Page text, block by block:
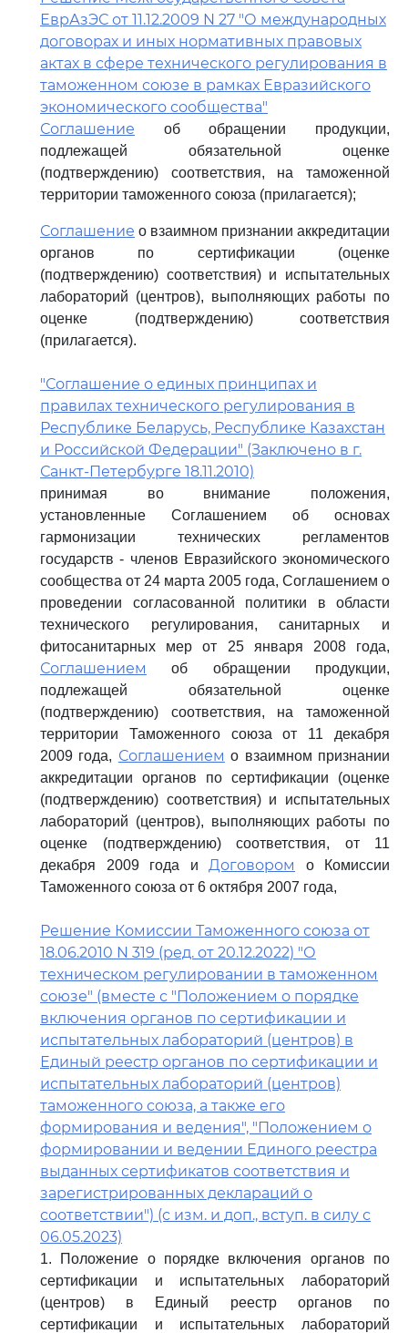
ЕврАзЭС от 11.12.2009 N 27 "О международных
договорах и иных нормативных правовых
актах в сфере технического регулирования в
таможенном союзе в рамках Евразийского
экономического сообщества"
Соглашение об обращении продукции,
подлежащей обязательной оценке
(подтверждению) соответствия, на таможенной
территории таможенного союза (прилагается);
Соглашение о взаимном признании аккредитации
органов по сертификации (оценке
(подтверждению) соответствия) и испытательных
лабораторий (центров), выполняющих работы по
оценке (подтверждению) соответствия
(прилагается).
"Соглашение о единых принципах и
правилах технического регулирования в
Республике Беларусь, Республике Казахстан
и Российской Федерации" (Заключено в г.
Санкт-Петербурге 18.11.2010)
принимая во внимание положения,
установленные Соглашением об основах
гармонизации технических регламентов
государств - членов Евразийского экономического
сообщества от 24 марта 2005 года, Соглашением о
проведении согласованной политики в области
технического регулирования, санитарных и
фитосанитарных мер от 25 января 2008 года,
Соглашением
об обращении продукции,
подлежащей обязательной оценке
(подтверждению) соответствия, на таможенной
территории Таможенного союза от 11 декабря
2009 года, Соглашением о взаимном признании
аккредитации органов по сертификации (оценке
(подтверждению) соответствия) и испытательных
лабораторий (центров), выполняющих работы по
оценке (подтверждению) соответствия, от 11
декабря 2009 года и Договором
о Комиссии
Таможенного союза от 6 октября 2007 года,
Решение Комиссии Таможенного союза от
18.06.2010 N 319 (ред. от 20.12.2022) "О
техническом регулировании в таможенном
союзе" (вместе с "Положением о порядке
включения органов по сертификации и
испытательных лабораторий (центров) в
Единый реестр органов по сертификации и
испытательных лабораторий (центров)
таможенного союза, а также его
формирования и ведения", "Положением о
формировании и ведении Единого реестра
выданных сертификатов соответствия и
зарегистрированных деклараций о
соответствии") (с изм. и доп., вступ. в силу с
06.05.2023)
1. Положение о порядке включения органов по
сертификации и испытательных лабораторий
(центров) в Единый реестр органов по
сертификации и испытательных лабораторий